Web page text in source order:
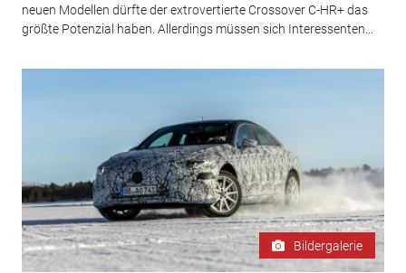
neuen Modellen dürfte der extrovertierte Crossover C-HR+ das
größte Potenzial haben. Allerdings müssen sich Interessenten...
Bildergalerie